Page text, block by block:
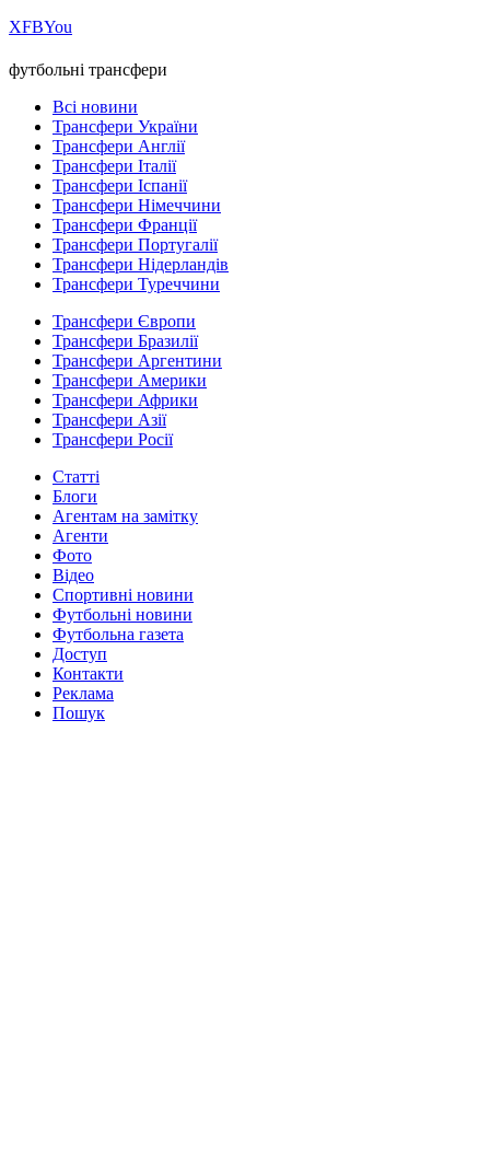
ХFBYou
футбольні трансфери
Всі новини
Трансфери України
Трансфери Англії
Трансфери Італії
Трансфери Іспанії
Трансфери Німеччини
Трансфери Франції
Трансфери Португалії
Трансфери Нідерландів
Трансфери Туреччини
Трансфери Європи
Трансфери Бразилії
Трансфери Аргентини
Трансфери Америки
Трансфери Африки
Трансфери Азії
Трансфери Росії
Статті
Блоги
Агентам на замітку
Агенти
Фото
Відео
Спортивні новини
Футбольні новини
Футбольна газета
Доступ
Контакти
Реклама
Пошук